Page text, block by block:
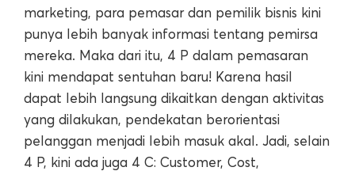
marketing, para pemasar dan pemilik bisnis kini
punya lebih banyak informasi tentang pemirsa
mereka. Maka dari itu, 4 P dalam pemasaran
kini mendapat sentuhan baru! Karena hasil
dapat lebih langsung dikaitkan dengan aktivitas
yang dilakukan, pendekatan berorientasi
pelanggan menjadi lebih masuk akal. Jadi, selain
4 P, kini ada juga 4 C: Customer, Cost,